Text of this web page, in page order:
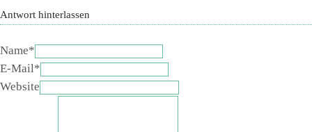
Antwort hinterlassen
Name*
E-Mail*
Website